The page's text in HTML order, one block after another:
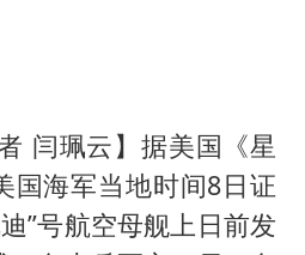
36岁男演员成景区NPC后人气爆棚
上四休三，但降薪1000元，你接受吗？
闫珮云】据美国《星
国海军当地时间8日证
”号航空母舰上日前发